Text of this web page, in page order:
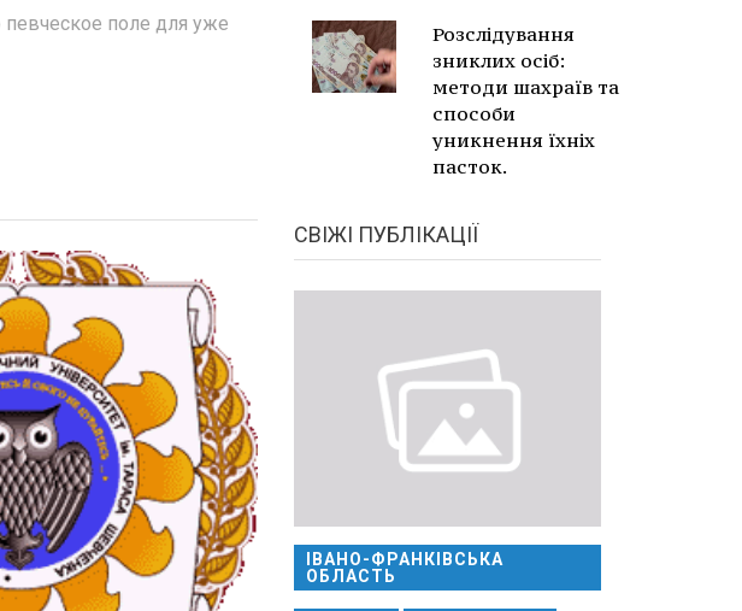
поле для уже
Розслідування
зниклих осіб:
методи шахраїв та
способи
уникнення їхніх
пасток.
СВІЖІ ПУБЛІКАЦІЇ
ІВАНО-ФРАНКІВСЬКА
ОБЛАСТЬ